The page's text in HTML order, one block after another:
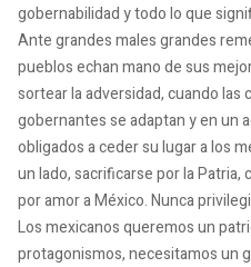
gobernabilidad y todo lo que
Ante grandes males grandes
pueblos echan mano de sus
sortear la adversidad, cuando las
gobernantes se adaptan y en un
obligados a ceder su lugar a los
un lado, sacrificarse por la Patria,
por amor a México. Nunca
Los mexicanos queremos un
protagonismos, necesitamos un